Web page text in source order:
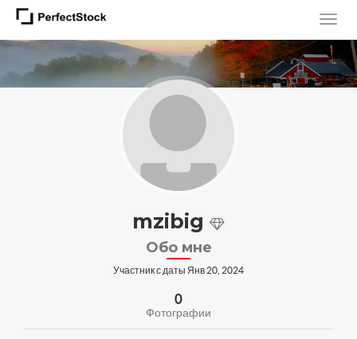
mzibig
Обо мне
Участник с даты Янв 20, 2024
0
Фотографии